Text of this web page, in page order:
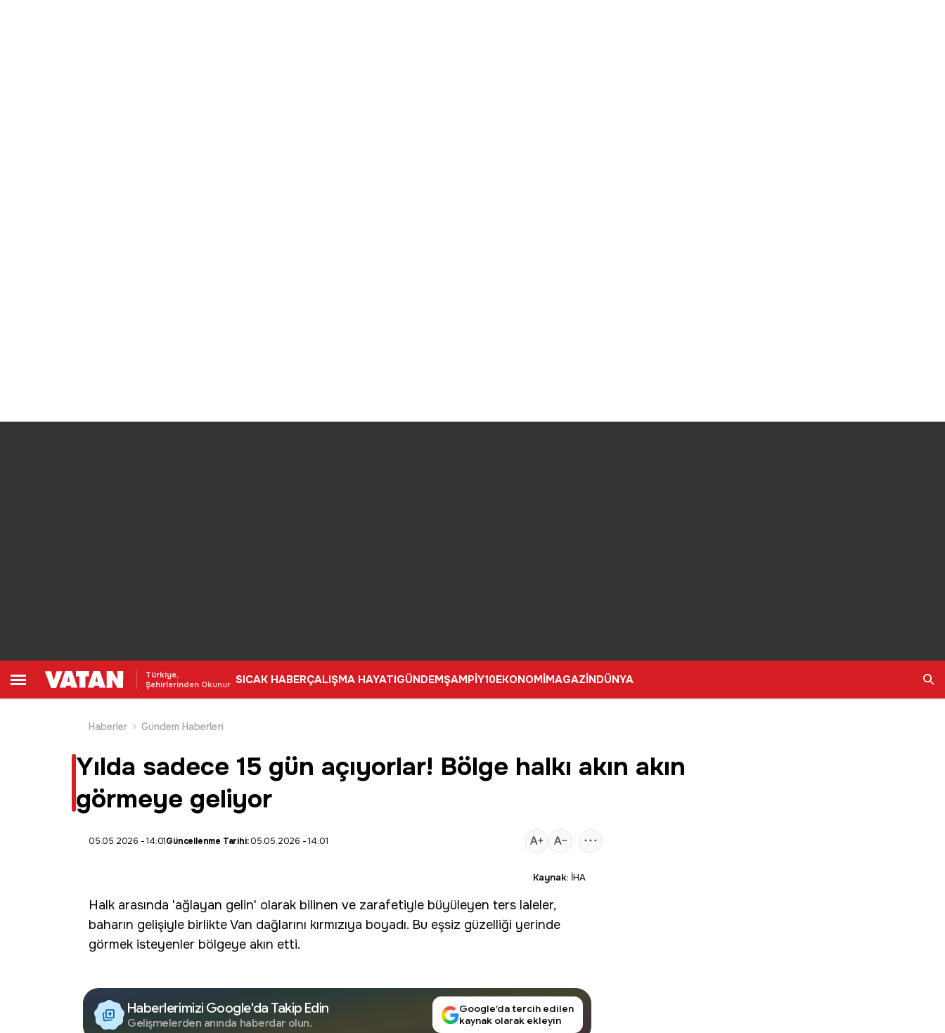
Türkiye,
Şehirlerinden Okunur SICAK HABERÇALIŞMA HAYATIGÜNDEMŞAMPİY10EKONOMİMAGAZİNDÜNYA
Haberler
Gündem Haberleri
Yılda sadece 15 gün açıyorlar! Bölge halkı akın akın
görmeye geliyor
05.05.2026 - 14:01Güncellenme Tarihi:05.05.2026 - 14:01
Kaynak: İHA
Halk arasında 'ağlayan gelin' olarak bilinen ve zarafetiyle büyüleyen ters laleler,
baharın gelişiyle birlikte Van dağlarını kırmızıya boyadı. Bu eşsiz güzelliği yerinde
görmek isteyenler bölgeye akın etti.
Haberlerimizi Google'da Takip Edin
Gelişmelerden anında haberdar olun.
Google’da tercih edilen
kaynak olarak ekleyin